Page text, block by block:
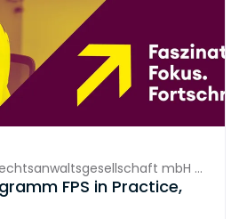
mbH & Co. KG
FPS in Practice,